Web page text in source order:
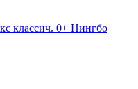
классич. 0+ Нингбо